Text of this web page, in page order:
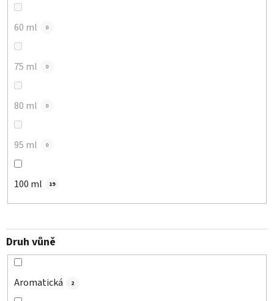
60 ml 0
75 ml 0
80 ml 0
95 ml 0
100 ml 19
Druh vůně
Aromatická 2